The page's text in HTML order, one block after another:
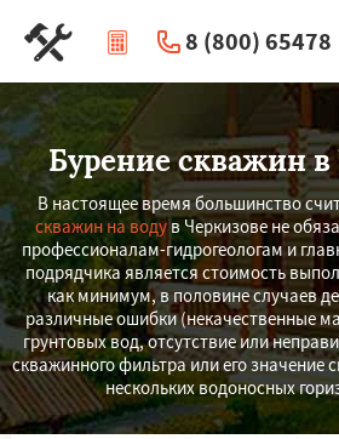
8 (800) 65478
| Перезвоните
Бурение скважин в
В настоящее время большинство
скважин на воду в Черкизове не
профессионалам-гидрогеологам и
подрядчика является стоимость
как минимум, в половине случаев
различные ошибки (некачественные
грунтовых вод, отсутствие или
скважинного фильтра или его значение
нескольких водоносных